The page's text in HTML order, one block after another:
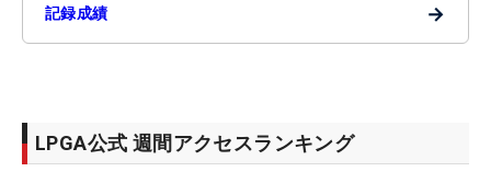
記録成績 →
LPGA公式 週間アクセスランキング